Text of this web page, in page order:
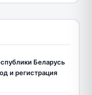
Беларусь
и регистрация